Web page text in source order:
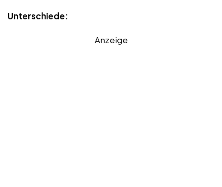
Unterschiede:
Anzeige